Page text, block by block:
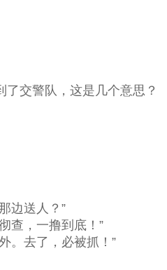
交警队，这是几个意思？
边送人？”
查，一撸到底！”
。去了，必被抓！”